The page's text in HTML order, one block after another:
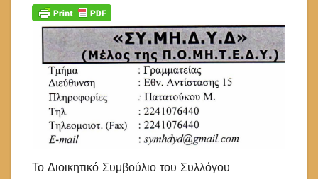
Το Διοικητικό Συμβούλιο του Συλλόγου